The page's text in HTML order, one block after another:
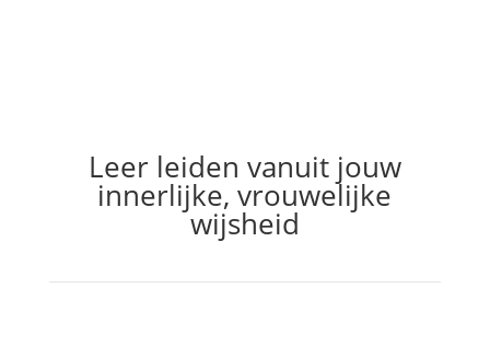
Leer leiden vanuit jouw
innerlijke, vrouwelijke
wijsheid